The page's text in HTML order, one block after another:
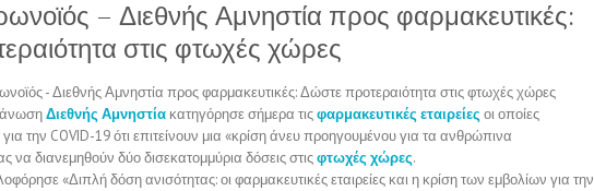
– Διεθνής Αμνηστία προς φαρμακευτικές:
στις φτωχές χώρες
Διεθνής Αμνηστία κατηγόρησε σήμερα τιςφαρμακευτικές εταιρείες οι οποίες
την COVID-19 ότι επιτείνουν μια «κρίση άνευ προηγουμένου για τα ανθρώπινα
να διανεμηθούν δύο δισεκατομμύρια δόσεις στιςφτωχές χώρες.
«Διπλή δόση ανισότητας: οι φαρμακευτικές εταιρείες και η κρίση των εμβολίων για την